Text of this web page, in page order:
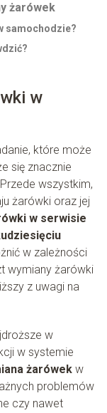
żarówek
samochodzie?
w
które może
się znacznie
wszystkim,
żarówki oraz jej
w serwisie
w zależności
wymiany żarówki
z uwagi na
w
w systemie
żarówekw
problemów
czy nawet